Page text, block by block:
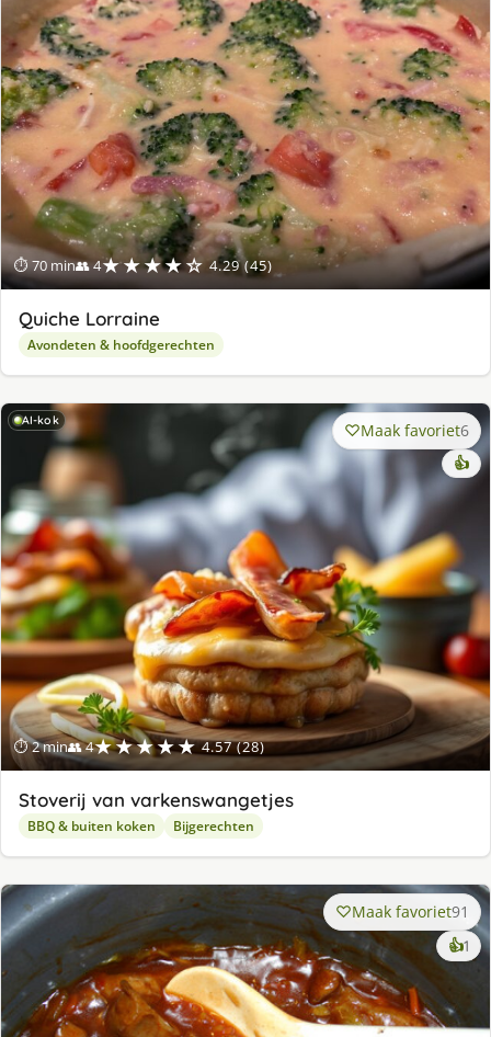
⏱ 70 min👥 4★★★★☆ 4.29 (45)
Quiche Lorraine
Avondeten & hoofdgerechten
AI-kok
⏱ 2 min👥 4★★★★★ 4.57 (28)
Maak favoriet6
👍
Stoverij van varkenswangetjes
BBQ & buiten koken Bijgerechten
Maak favoriet91
👍1